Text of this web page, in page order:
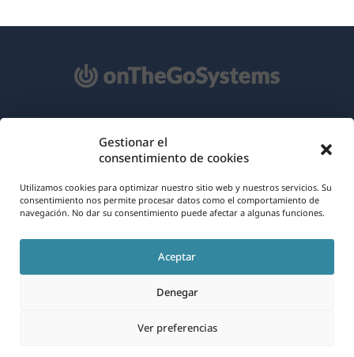
Gestionar el
consentimiento de cookies
Utilizamos cookies para optimizar nuestro sitio web y nuestros servicios. Su
consentimiento nos permite procesar datos como el comportamiento de
navegación. No dar su consentimiento puede afectar a algunas funciones.
Aceptar
Denegar
Ver preferencias
Español
RGPD y Política de Privacidad
Únete a nuestro equipo(se
abre
nueva
(se
abre
en
una
nueva
(se
abre
en
una
nueva
(se
abre
una